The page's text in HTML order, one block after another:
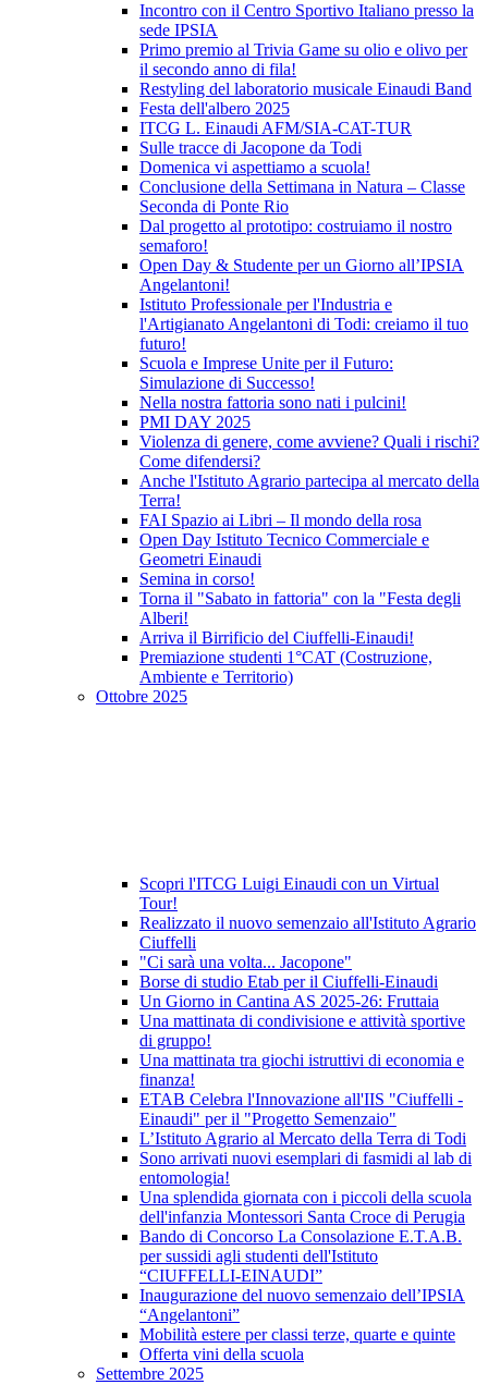
Incontro con il Centro Sportivo Italiano presso la
sede IPSIA
Primo premio al Trivia Game su olio e olivo per
il secondo anno di fila!
Restyling del laboratorio musicale Einaudi Band
Festa dell'albero 2025
ITCG L. Einaudi AFM/SIA-CAT-TUR
Sulle tracce di Jacopone da Todi
Domenica vi aspettiamo a scuola!
Conclusione della Settimana in Natura – Classe
Seconda di Ponte Rio
Dal progetto al prototipo: costruiamo il nostro
semaforo!
Open Day & Studente per un Giorno all’IPSIA
Angelantoni!
Istituto Professionale per l'Industria e
l'Artigianato Angelantoni di Todi: creiamo il tuo
futuro!
Scuola e Imprese Unite per il Futuro:
Simulazione di Successo!
Nella nostra fattoria sono nati i pulcini!
PMI DAY 2025
Violenza di genere, come avviene? Quali i rischi?
Come difendersi?
Anche l'Istituto Agrario partecipa al mercato della
Terra!
FAI Spazio ai Libri – Il mondo della rosa
Open Day Istituto Tecnico Commerciale e
Geometri Einaudi
Semina in corso!
Torna il "Sabato in fattoria" con la "Festa degli
Alberi!
Arriva il Birrificio del Ciuffelli-Einaudi!
Premiazione studenti 1°CAT (Costruzione,
Ambiente e Territorio)
Ottobre 2025
Scopri l'ITCG Luigi Einaudi con un Virtual
Tour!
Realizzato il nuovo semenzaio all'Istituto Agrario
Ciuffelli
"Ci sarà una volta... Jacopone"
Borse di studio Etab per il Ciuffelli-Einaudi
Un Giorno in Cantina AS 2025-26: Fruttaia
Una mattinata di condivisione e attività sportive
di gruppo!
Una mattinata tra giochi istruttivi di economia e
finanza!
ETAB Celebra l'Innovazione all'IIS "Ciuffelli -
Einaudi" per il "Progetto Semenzaio"
L’Istituto Agrario al Mercato della Terra di Todi
Sono arrivati nuovi esemplari di fasmidi al lab di
entomologia!
Una splendida giornata con i piccoli della scuola
dell'infanzia Montessori Santa Croce di Perugia
Bando di Concorso La Consolazione E.T.A.B.
per sussidi agli studenti dell'Istituto
“CIUFFELLI-EINAUDI”
Inaugurazione del nuovo semenzaio dell’IPSIA
“Angelantoni”
Mobilità estere per classi terze, quarte e quinte
Offerta vini della scuola
Settembre 2025